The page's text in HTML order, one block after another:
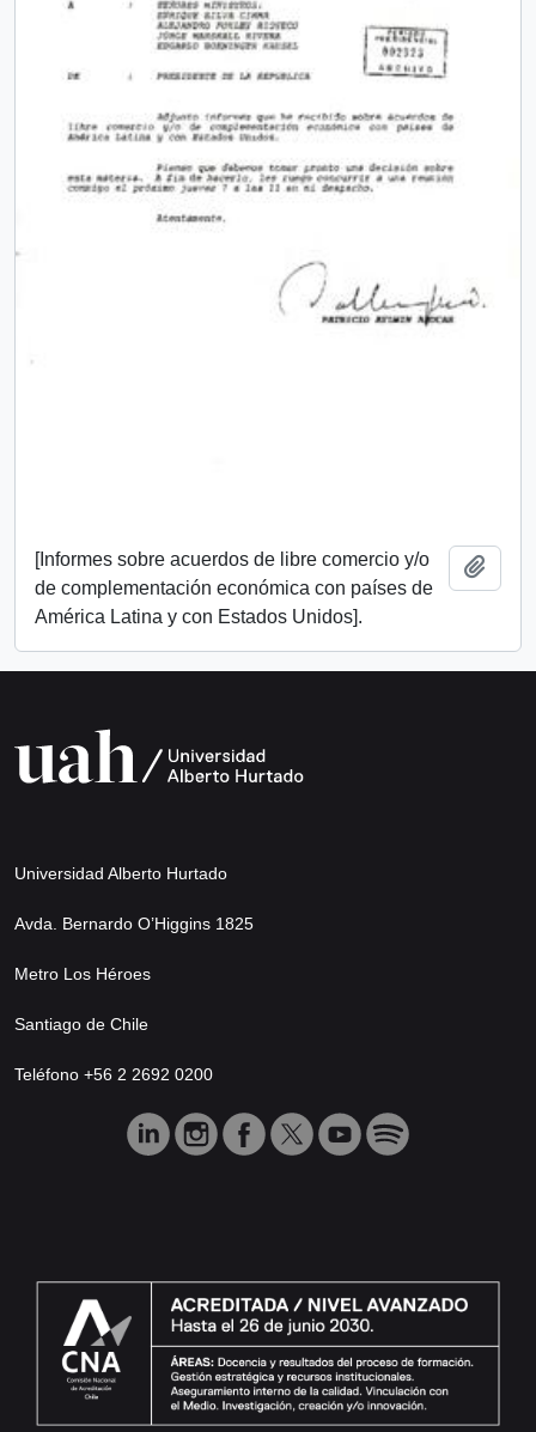
[Informes sobre acuerdos de libre comercio y/o
de complementación económica con países de
América Latina y con Estados Unidos].
Universidad Alberto Hurtado
Avda. Bernardo O’Higgins 1825
Metro Los Héroes
Santiago de Chile
Teléfono +56 2 2692 0200